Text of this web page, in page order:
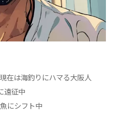
在は海釣りにハマる大阪人
遠征中
にシフト中